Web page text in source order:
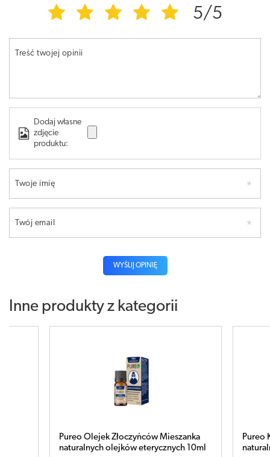
5/5
Treść twojej opinii
Dodaj własne
zdjęcie
produktu:
Twoje imię
Twój email
WYŚLIJ OPINIĘ
Inne produkty z kategorii
Pureo Koncentracja mieszanka
naturalnych olejków eteryczny 10ml